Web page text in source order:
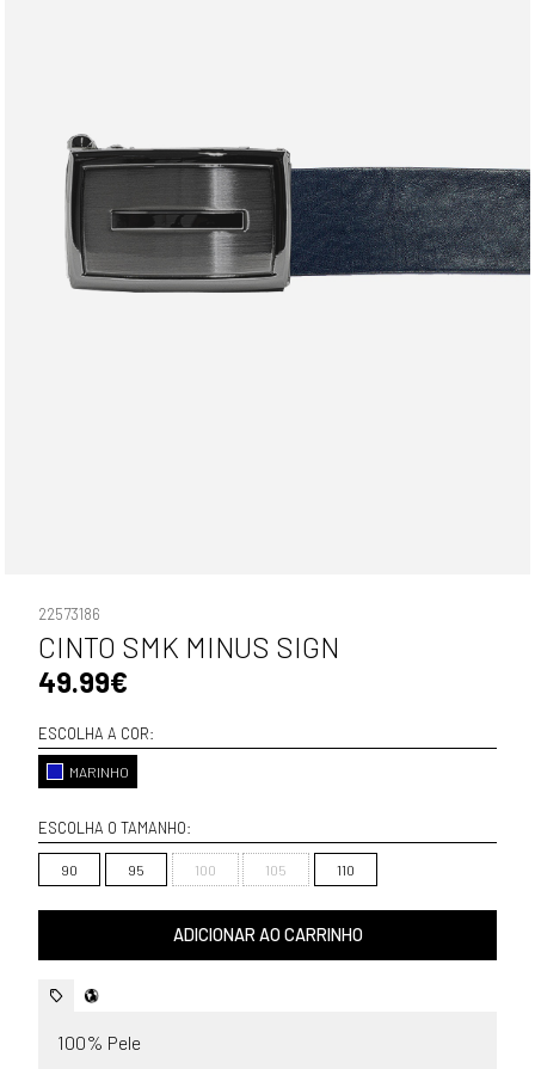
22573186
CINTO SMK MINUS SIGN
49.99€
ESCOLHA A COR:
MARINHO
ESCOLHA O TAMANHO:
90 95 100 105 110
ADICIONAR AO CARRINHO
100% Pele